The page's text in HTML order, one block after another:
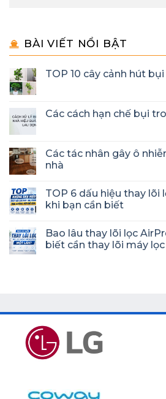
BÀI VIẾT NỔI BẬT
TOP 10 cây cảnh hút
Các cách hạn chế bụi
Các tác nhân gây ô
nhà
TOP 6 dấu hiệu thay lõi
khi bạn cần biết
Bao lâu thay lõi lọc
biết cần thay lõi máy